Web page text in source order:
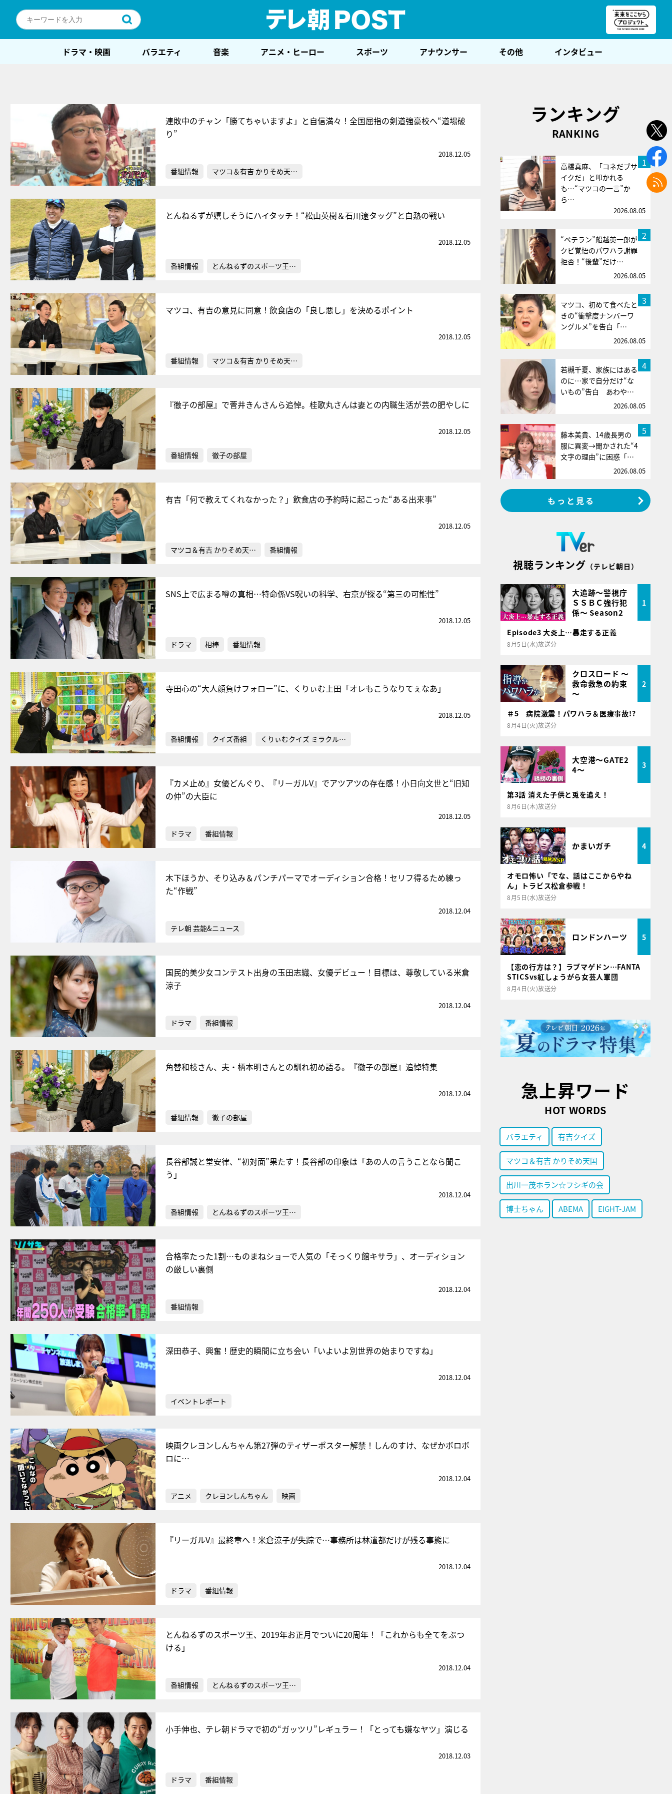
ドラマ・映画 バラエティ 音楽 アニメ・ヒーロー スポーツ アナウンサー その他 インタビュー
連敗中のチャン「勝てちゃいますよ」と自信満々！全国屈指の剣道強豪校へ“道場破
り”
2018.12.05
番組情報 マツコ＆有吉 かりそめ天…
とんねるずが嬉しそうにハイタッチ！“松山英樹＆石川遼タッグ”と白熱の戦い
2018.12.05
番組情報 とんねるずのスポーツ王…
マツコ、有吉の意見に同意！飲食店の「良し悪し」を決めるポイント
2018.12.05
番組情報 マツコ＆有吉 かりそめ天…
『徹子の部屋』で菅井きんさんら追悼。桂歌丸さんは妻との内職生活が芸の肥やしに
2018.12.05
番組情報 徹子の部屋
有吉「何で教えてくれなかった？」飲食店の予約時に起こった“ある出来事”
2018.12.05
マツコ＆有吉 かりそめ天… 番組情報
SNS上で広まる噂の真相…特命係VS呪いの科学、右京が探る“第三の可能性”
2018.12.05
ドラマ 相棒 番組情報
寺田心の“大人顔負けフォロー”に、くりぃむ上田「オレもこうなりてぇなあ」
2018.12.05
番組情報 クイズ番組 くりぃむクイズ ミラクル…
『カメ止め』女優どんぐり、『リーガルV』でアツアツの存在感！小日向文世と“旧知
の仲”の大臣に
2018.12.05
ドラマ 番組情報
木下ほうか、そり込み＆パンチパーマでオーディション合格！セリフ得るため練っ
た“作戦”
2018.12.04
テレ朝 芸能&ニュース
国民的美少女コンテスト出身の玉田志織、女優デビュー！目標は、尊敬している米倉
涼子
2018.12.04
ドラマ 番組情報
角替和枝さん、夫・柄本明さんとの馴れ初め語る。『徹子の部屋』追悼特集
2018.12.04
番組情報 徹子の部屋
長谷部誠と堂安律、“初対面”果たす！長谷部の印象は「あの人の言うことなら聞こ
う」
2018.12.04
番組情報 とんねるずのスポーツ王…
合格率たった1割…ものまねショーで人気の「そっくり館キサラ」、オーディション
の厳しい裏側
2018.12.04
番組情報
深田恭子、興奮！歴史的瞬間に立ち会い「いよいよ別世界の始まりですね」
2018.12.04
イベントレポート
映画クレヨンしんちゃん第27弾のティザーポスター解禁！しんのすけ、なぜかボロボ
ロに…
2018.12.04
アニメ クレヨンしんちゃん 映画
『リーガルV』最終章へ！米倉涼子が失踪で…事務所は林遣都だけが残る事態に
2018.12.04
ドラマ 番組情報
とんねるずのスポーツ王、2019年お正月でついに20周年！「これからも全てをぶつ
ける」
2018.12.04
番組情報 とんねるずのスポーツ王…
小手伸也、テレ朝ドラマで初の“ガッツリ”レギュラー！「とっても嫌なヤツ」演じる
2018.12.03
ドラマ 番組情報
ランキング
RANKING
1
高橋真麻、「コネだブサ
イクだ」と叩かれる
も…“マツコの一言”か
ら…
2026.08.05
2
“ベテラン”船越英一郎が
クビ覚悟のパワハラ謝罪
拒否！“後輩”だけ…
2026.08.05
3
マツコ、初めて食べたと
きの“衝撃度ナンバーワ
ングルメ”を告白「…
2026.08.05
4
若槻千夏、家族にはある
のに…家で自分だけ“な
いもの”告白 あわや…
2026.08.05
5
藤本美貴、14歳長男の
服に異変→聞かされた“4
文字の理由”に困惑「…
2026.08.05
もっと見る
視聴ランキング （テレビ朝日）
大追跡～警視庁
ＳＳＢＣ強行犯
係～ Season2
1
Episode3 大炎上…暴走する正義
8月5日(水)放送分
クロスロード ～
救命救急の約束
～
2
＃5 病院激震！パワハラ＆医療事故!?
8月4日(火)放送分
大空港～GATE2
4～
3
第3話 消えた子供と兎を追え！
8月6日(木)放送分
かまいガチ 4
オモロ怖い「でな、話はここからやね
ん」トラビス松倉参戦！
8月5日(水)放送分
ロンドンハーツ 5
【恋の行方は？】ラブマゲドン…FANTA
STICSvs紅しょうがら女芸人軍団
8月4日(火)放送分
急上昇ワード
HOT WORDS
バラエティ 有吉クイズ
マツコ＆有吉 かりそめ天国
出川一茂ホラン☆フシギの会
博士ちゃん ABEMA EIGHT-JAM